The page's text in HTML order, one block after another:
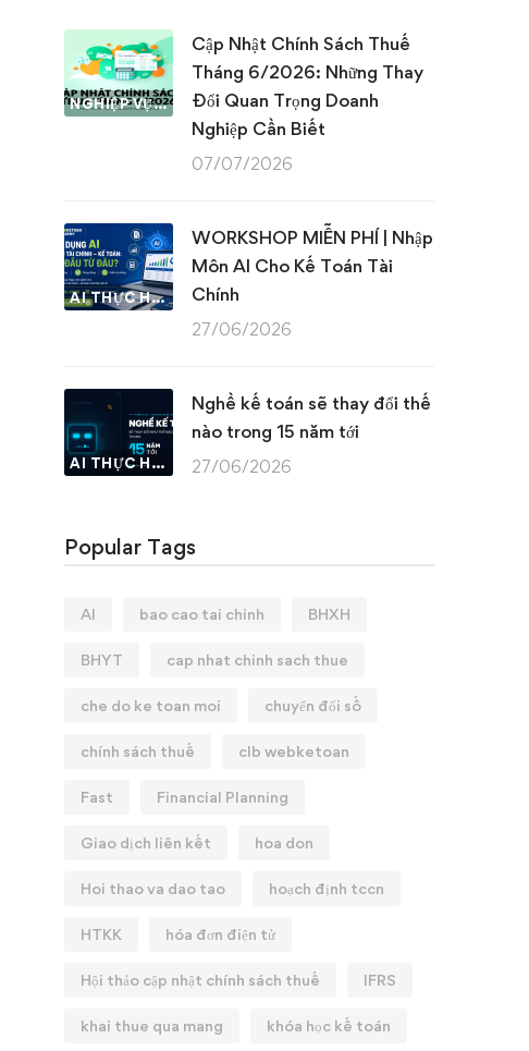
NGHIỆP VỤ KẾ TOÁN & THUẾ
Cập Nhật Chính Sách Thuế
Tháng 6/2026: Những Thay
Đổi Quan Trọng Doanh
Nghiệp Cần Biết
07/07/2026
AI THỰC HÀNH
WORKSHOP MIỄN PHÍ | Nhập
Môn AI Cho Kế Toán Tài
Chính
27/06/2026
AI THỰC HÀNH
Nghề kế toán sẽ thay đổi thế
nào trong 15 năm tới
27/06/2026
Popular Tags
AI bao cao tai chinh BHXH
BHYT cap nhat chinh sach thue
che do ke toan moi chuyển đổi số
chính sách thuế clb webketoan
Fast Financial Planning
Giao dịch liên kết hoa don
Hoi thao va dao tao hoạch định tccn
HTKK hóa đơn điện tử
Hội thảo cập nhật chính sách thuế IFRS
khai thue qua mang khóa học kế toán